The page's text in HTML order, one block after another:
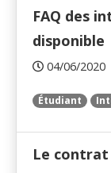
FAQ des
disponible
04/06/2020
Étudiant
Le contrat